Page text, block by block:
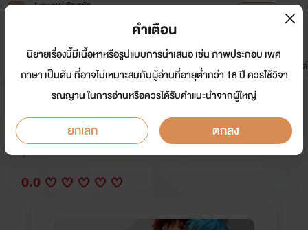
Tunwalai ธัญวลัย
หน้าแรก นิยาย อีบุ๊ก การ์ตูน
มาใหม่
ดรีมแชท ธัญลิสต์
เมียเพื่อน
นักเขียน: SpongeBob
Y
0.0
คำเตือน
นิยายเรื่องนี้มีเนื้อหาหรือรูปแบบการนำเสนอ เช่น ภาพประกอบ เพศ
ภาษา เป็นต้น ที่อาจไม่เหมาะสมกับผู้อ่านที่อายุต่ำกว่า 18 ปี ควรใช้วิจา
รณญาน ในการอ่านหรือควรได้รับคำแนะนำจากผู้ใหญ่
ยกเลิก ตกลง